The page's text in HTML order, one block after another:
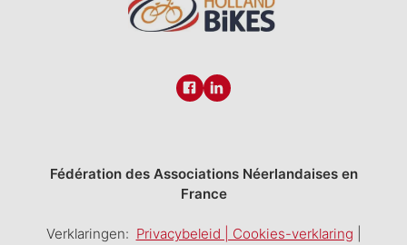
Fédération des Associations Néerlandaises en
France
Verklaringen: Privacybeleid | Cookies-verklaring